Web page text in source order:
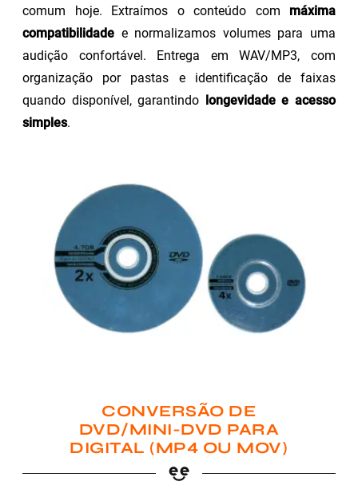
comum hoje. Extraímos o conteúdo com máxima
compatibilidade e normalizamos volumes para uma
audição confortável. Entrega em WAV/MP3, com
organização por pastas e identificação de faixas
quando disponível, garantindo longevidade e acesso
simples.
CONVERSÃO DE
DVD/MINI-DVD PARA
DIGITAL (MP4 OU MOV)